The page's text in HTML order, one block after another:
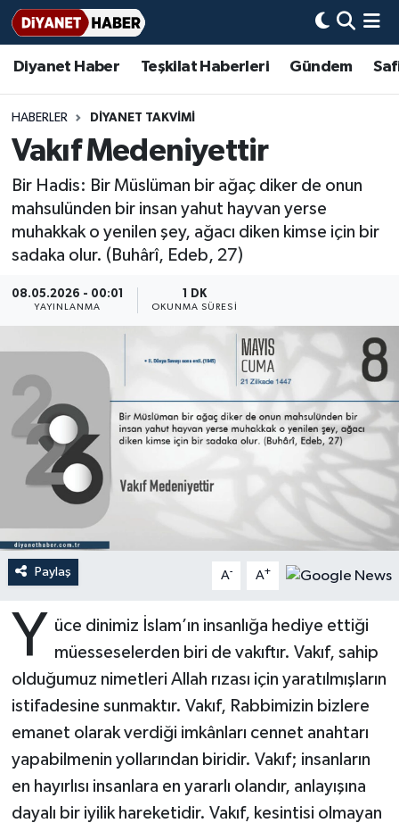
Diyanet Haber Teşkilat Haberleri Gündem
HABERLER DIYANET TAKVIMI
Vakıf Medeniyettir
Bir Hadis: Bir Müslüman bir ağaç diker de onun
mahsulünden bir insan yahut hayvan yerse
muhakkak o yenilen şey, ağacı diken kimse için bir
sadaka olur. (Buhârî, Edeb, 27)
08.05.2026 - 00:01
YAYINLANMA
1 DK
OKUNMA SÜRESI
Paylaş A- A+
Y üce dinimiz İslam’ın insanlığa hediye ettiği
müesseselerden biri de vakıftır. Vakıf, sahip
olduğumuz nimetleri Allah rızası için yaratılmışların
istifadesine sunmaktır. Vakıf, Rabbimizin bizlere
emanet olarak verdiği imkânları cennet anahtarı
yapabilmenin yollarından biridir. Vakıf; insanların
en hayırlısı insanlara en yararlı olandır, anlayışına
dayalı bir iyilik hareketidir. Vakıf, kesintisi olmayan
Diyanet Haber
Teşkilat Haberleri
Adana Müftülüğü
Adıyaman Müftülüğü
Afyonkarahisar Müftülüğü
Ağrı Müftülüğü
Aksaray Müftülüğü
Amasya Müftülüğü
Antalya Müftülüğü
Ardahan Müftülüğü
Artvin Müftülüğü
Aydın Müftülüğü
Balıkesir Müftülüğü
Bartın Müftülüğü
Batman Müftülüğü
Bayburt Müftülüğü
Bilecik Müftülüğü
Bingöl Müftülüğü
Gündem
#Keşfet
Bir Ayet
Bir Hikaye
Biyografiler
Dini kavramlar
Diyanet Bilgi
Diyanet Takvimi
Hadislerle İslam
Kudüs
Kurban
Mukabele
Peygamberimizin Hayatı
Ramazan
Sahabeler
Zekat
Basında Bugün
DİYANET eKİTAP
Aile Dergisi
Aylık Dergi
TDV
Hutbeler
DİYANET AKADEMİ
DİYANET GENÇLİK
DİYANET RADYO/TV
DEPREM
Dünya
Eğitim
İmam Hatip Okulları
Kültür-Sanat
Aile
Başmakale
Hadis-i Şerifler
Hayat Okumaları
Nöbetçi Eczaneler
Hava Durumu
Ankara Namaz Vakitleri
Trafik Durumu
Süper Lig Puan Durumu ve Fikstür
Tüm Manşetler
Haber Arşivi